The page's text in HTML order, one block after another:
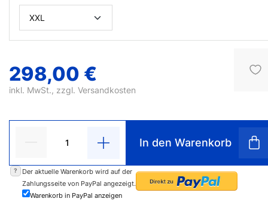
298,00 €
inkl. MwSt., zzgl. Versandkosten
In den Warenkorb
?
Der aktuelle Warenkorb wird auf der
Zahlungsseite von PayPal angezeigt.
Warenkorb in PayPal anzeigen